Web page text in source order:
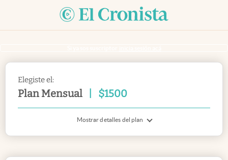
Elegiste el:
Plan Mensual $1500
Mostrar detalles del plan